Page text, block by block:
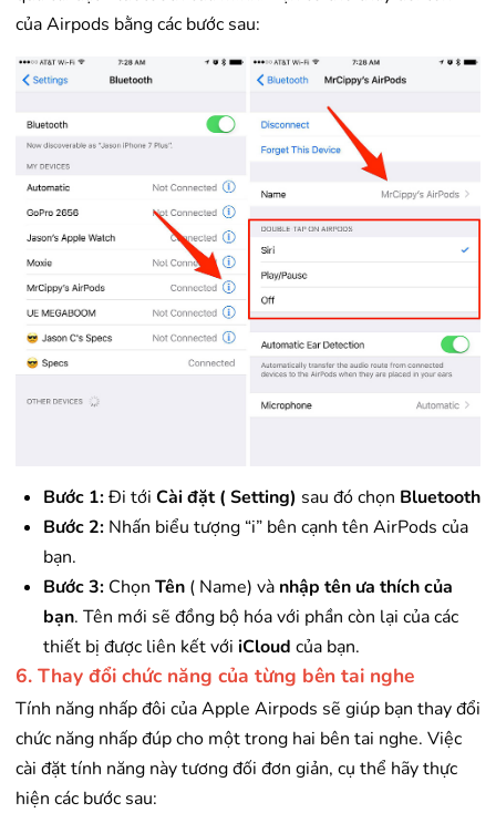
của Airpods bằng các bước sau:
Bước 1:Đi tới Cài đặt ( Setting) sau đó chọn Bluetooth
Bước 2: Nhấn biểu tượng “i” bên cạnh tên AirPods của
bạn.
Bước 3: Chọn Tên ( Name) và nhập tên ưa thích của
bạn. Tên mới sẽ đồng bộ hóa với phần còn lại của các
thiết bị được liên kết với iCloud của bạn.
6. Thay đổi chức năng của từng bên tai nghe
Tính năng nhấp đôi của Apple Airpods sẽ giúp bạn thay đổi
chức năng nhấp đúp cho một trong hai bên tai nghe. Việc
cài đặt tính năng này tương đối đơn giản, cụ thể hãy thực
hiện các bước sau: